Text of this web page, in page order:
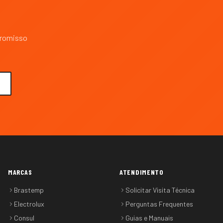
MARCAS
Brastemp
Electrolux
Consul
ATENDIMENTO
Solicitar Visita Técnica
Perguntas Frequentes
Guias e Manuais